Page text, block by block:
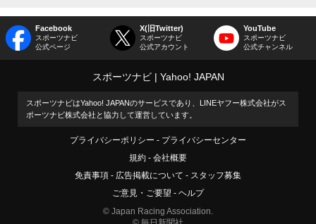
Facebook
スポーツナビ
公式ページ
X(旧Twitter)
スポーツナビ
公式アカウント
YouTube
スポーツナビ
公式チャンネル
スポーツナビ Yahoo! JAPAN
スポーツナビはYahoo! JAPANのサービスであり、LINEヤフー株式会社がス
ポーツナビ株式会社と協力して運営しています。
プライバシーポリシー
プライバシーセンター
規約
会社概要
免責事項
広告掲載について
スタッフ募集
ご意見・ご要望
ヘルプ
© Japan Racing Association.